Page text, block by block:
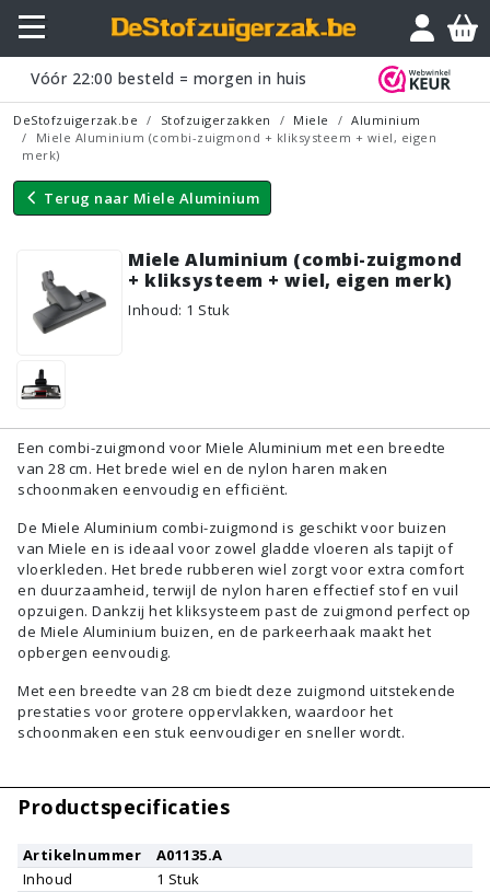
Vóór 22:00 besteld = morgen in huis
DeStofzuigerzak.be Stofzuigerzakken Miele
Aluminium
Miele Aluminium (combi-zuigmond + kliksysteem + wiel, eigen
merk)
Terug naar Miele Aluminium
Miele Aluminium (combi-zuigmond
+ kliksysteem + wiel, eigen merk)
Inhoud: 1 Stuk
Vraagje?
Een combi-zuigmond voor Miele Aluminium met een breedte
van 28 cm. Het brede wiel en de nylon haren maken
schoonmaken eenvoudig en efficiënt.
De Miele Aluminium combi-zuigmond is geschikt voor buizen
van Miele en is ideaal voor zowel gladde vloeren als tapijt of
vloerkleden. Het brede rubberen wiel zorgt voor extra comfort
en duurzaamheid, terwijl de nylon haren effectief stof en vuil
opzuigen. Dankzij het kliksysteem past de zuigmond perfect op
de Miele Aluminium buizen, en de parkeerhaak maakt het
opbergen eenvoudig.
Met een breedte van 28 cm biedt deze zuigmond uitstekende
prestaties voor grotere oppervlakken, waardoor het
schoonmaken een stuk eenvoudiger en sneller wordt.
Productspecificaties
Artikelnummer
A01135.A
Inhoud
1 Stuk